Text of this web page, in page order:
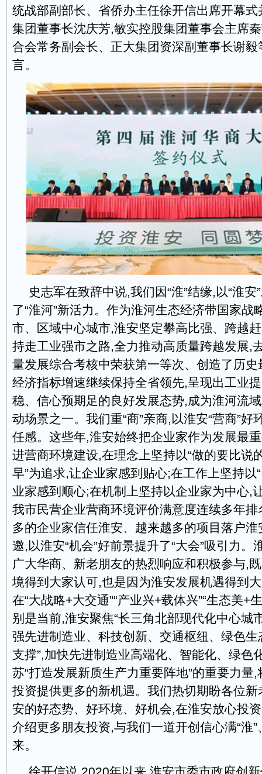
统战部副部长、省侨办主任徐开信出席开幕
集团董事长沈庆芳,敏实控股集团董事会主席
合会常务副会长、正大集团资深副董事长谢
言。
史志军在致辞中说,我们因“淮”结缘,以“淮安
了“淮河”新活力。作为淮河生态经济带国家战
市、区域中心城市,淮安坚定攀高比强、跨越
持走工业强市之路,全力推动高质量跨越发展,
量发展综合考核中荣获第一等次、创造了历
经济指标增速继续保持全省领先,呈现出工业
稳、信心预期足的良好发展态势,成为淮河流
动场景之一。我们重“商”亲商,以淮安“营商”好
任感。这些年,淮安始终把企业家作为发展最
进营商环境建设,在理念上坚持以“做的要比说
早”为追求,让企业家感到贴心;在工作上坚持以
业家感到顺心;在机制上坚持以企业家为中心,
我市民营企业营商环境评价满意度连续多年
多的企业家信任淮安、越来越多的项目落户淮
邀,以淮安“机会”好前景提升了“大会”吸引力。
广大华商、新老朋友的热烈响应和积极参与,
境得到大家认可,也是因为淮安发展机遇得到
在“大战略+大交通”“产业兴+载体兴”“生态美+
别是当前,淮安聚焦“长三角北部现代化中心城
强先进制造业、科技创新、交通枢纽、绿色生
支撑”,加快先进制造业高端化、智能化、绿色
苏“打造发展新质生产力重要阵地”的重要力量
投资提供更多的新机遇。我们热切期盼各位
安的好态势、好环境、好机会,在淮安放心投
介绍更多朋友投资,与我们一道开创信心满“淮”
来。